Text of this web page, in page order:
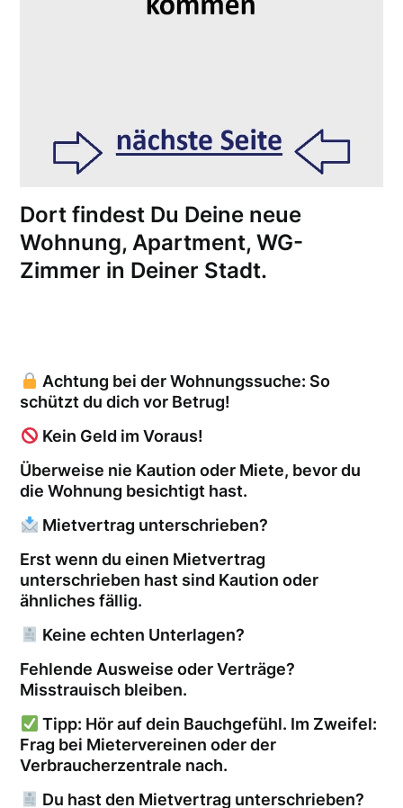
Dort findest Du Deine neue
Wohnung, Apartment, WG-
Zimmer in Deiner Stadt.
Achtung bei der Wohnungssuche: So
schützt du dich vor Betrug!
Kein Geld im Voraus!
Überweise nie Kaution oder Miete, bevor du
die Wohnung besichtigt hast.
Mietvertrag unterschrieben?
Erst wenn du einen Mietvertrag
unterschrieben hast sind Kaution oder
ähnliches fällig.
Keine echten Unterlagen?
Fehlende Ausweise oder Verträge?
Misstrauisch bleiben.
Tipp: Hör auf dein Bauchgefühl. Im Zweifel:
Frag bei Mietervereinen oder der
Verbraucherzentrale nach.
Du hast den Mietvertrag unterschrieben?